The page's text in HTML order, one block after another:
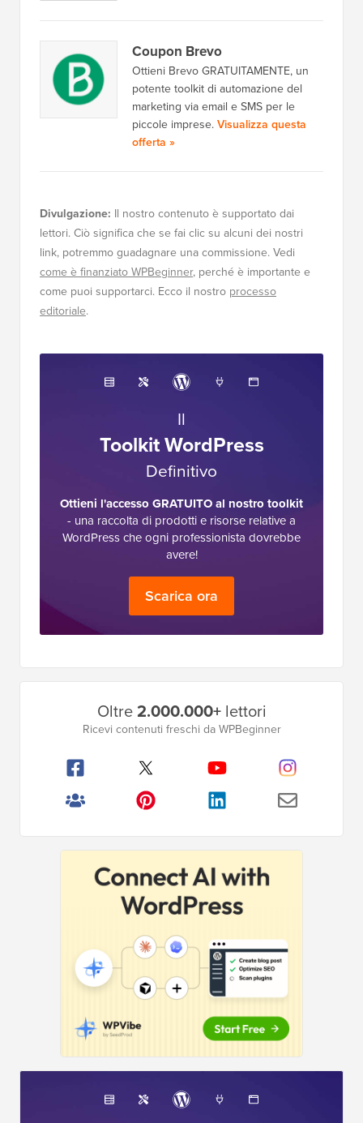
Coupon Brevo
Ottieni Brevo GRATUITAMENTE, un
potente toolkit di automazione del
marketing via email e SMS per le
piccole imprese.Visualizza questa
offerta »
Divulgazione: Il nostro contenuto è supportato dai
lettori. Ciò significa che se fai clic su alcuni dei nostri
link, potremmo guadagnare una commissione. Vedi
come è finanziato WPBeginner, perché è importante e
come puoi supportarci. Ecco il nostro processo
editoriale.
Il
Toolkit WordPress
Definitivo
Ottieni l'accesso GRATUITO al nostro toolkit
- una raccolta di prodotti e risorse relative a
WordPress che ogni professionista dovrebbe
avere!
Scarica ora
Oltre2.000.000+lettori
Ricevi contenuti freschi da WPBeginner